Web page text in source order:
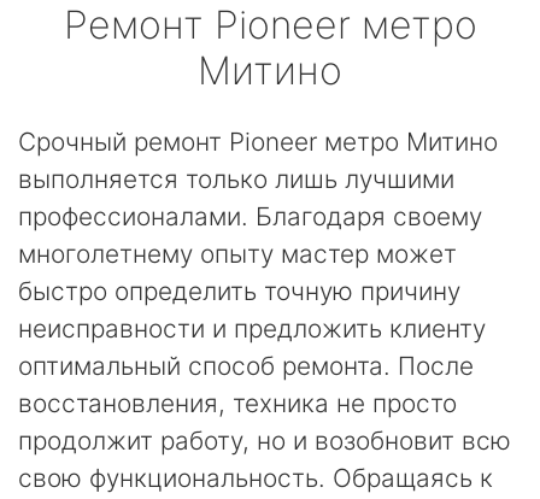
Ремонт Pioneer метро
Митино
Срочный ремонт Pioneer метро Митино
выполняется только лишь лучшими
профессионалами. Благодаря своему
многолетнему опыту мастер может
быстро определить точную причину
неисправности и предложить клиенту
оптимальный способ ремонта. После
восстановления, техника не просто
продолжит работу, но и возобновит всю
свою функциональность. Обращаясь к